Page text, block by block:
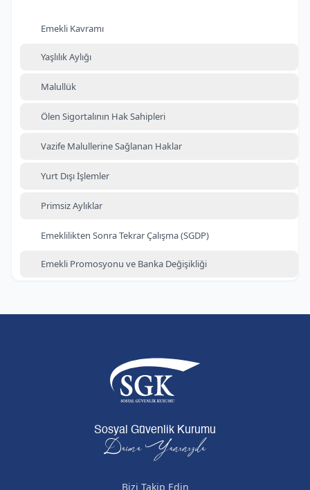
Emekli Kavramı
Yaşlılık Aylığı
Malullük
Ölen Sigortalının Hak Sahipleri
Vazife Malullerine Sağlanan Haklar
Yurt Dışı İşlemler
Primsiz Aylıklar
Emeklilikten Sonra Tekrar Çalışma (SGDP)
Emekli Promosyonu ve Banka Değişikliği
Sosyal Güvenlik Kurumu
Daima Yanınızda
Bizi Takip Edin